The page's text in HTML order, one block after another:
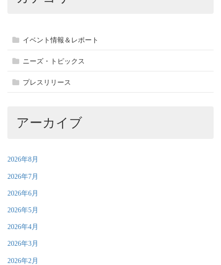
イベント情報＆レポート
ニーズ・トピックス
プレスリリース
アーカイブ
2026年8月
2026年7月
2026年6月
2026年5月
2026年4月
2026年3月
2026年2月